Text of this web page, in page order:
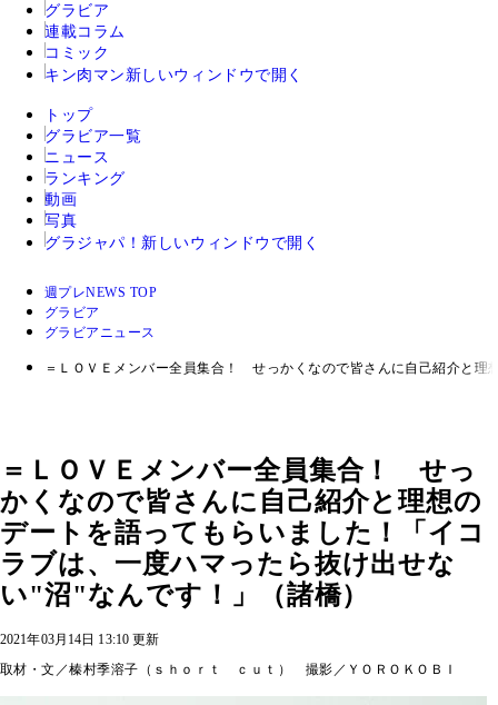
グラビア
連載コラム
コミック
キン肉マン 新しいウィンドウで開く
トップ
グラビア一覧
ニュース
ランキング
動画
写真
グラジャパ！ 新しいウィンドウで開く
週プレNEWS TOP
グラビア
グラビアニュース
＝ＬＯＶＥメンバー全員集合！ せっかくなので皆さんに自己紹介と
＝ＬＯＶＥメンバー全員集合！ せっ
かくなので皆さんに自己紹介と理想の
デートを語ってもらいました！「イコ
ラブは、一度ハマったら抜け出せな
い"沼"なんです！」（諸橋）
2021年03月14日 13:10 更新
取材・文／榛村季溶子（ｓｈｏｒｔ ｃｕｔ） 撮影／ＹＯＲＯＫＯＢＩ